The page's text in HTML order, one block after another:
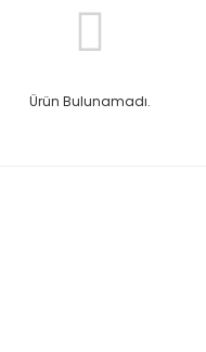
Ürün Bulunamadı.